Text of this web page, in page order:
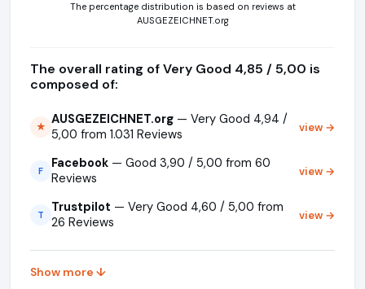
The percentage distribution is based on reviews at
AUSGEZEICHNET.org
The overall rating of Very Good 4,85 / 5,00 is
composed of:
★ AUSGEZEICHNET.org — Very Good 4,94 /
5,00 from 1.031 Reviews
view →
F Facebook — Good 3,90 / 5,00 from 60
Reviews
view →
T Trustpilot — Very Good 4,60 / 5,00 from
26 Reviews
view →
Show more ↓